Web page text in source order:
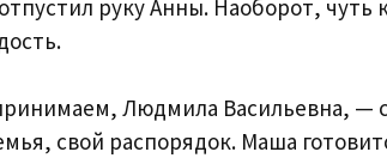
руку Анны. Наоборот,
Людмила Васильевна, —
свой распорядок. Маша